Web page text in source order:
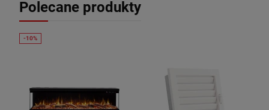
Polecane produkty